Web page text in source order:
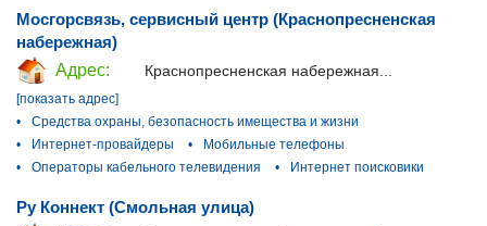
Мосгорсвязь, сервисный центр (Краснопресненская
набережная)
Адрес:
Краснопресненская набережная...
[показать адрес]
•
Средства охраны, безопасность имещества и жизни
•
Интернет-провайдеры •
Мобильные телефоны
•
Операторы кабельного телевидения • Интернет поисковики
Ру Коннект (Смольная улица)